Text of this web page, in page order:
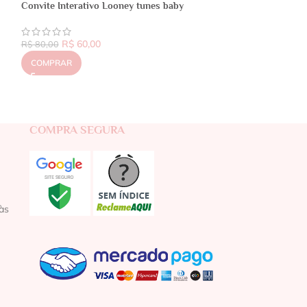
Convite Interativo Looney tunes baby
R$80,00 R$60,00
COMPRAR
COMPRA SEGURA